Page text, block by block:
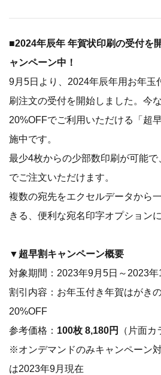
■2024年辰年 年賀状印刷の受付を
ャンペーン中！
9月5日より、2024年辰年用お年玉
刷注文の受付を開始しました。今
20%OFFでご利用いただける「超
施中です。
最少4枚からの少部数印刷が可能
でご注文いただけます。
複数の宛先をエクセルデータから
きる、便利な宛名印字オプション
▼超早割キャンペーン概要
対象期間：2023年9月5日～2023
割引内容：お年玉付き年賀はがき
20%OFF
参考価格： 100枚 8,180円
（片面
※オンデマンドのみキャンペーン
は2023年9月現在